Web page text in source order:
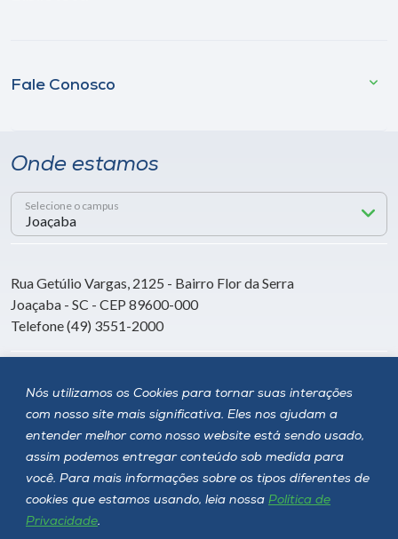
Nós utilizamos os Cookies para tornar suas interações
com nosso site mais significativa. Eles nos ajudam a
entender melhor como nosso website está sendo usado,
assim podemos entregar conteúdo sob medida para
você. Para mais informações sobre os tipos diferentes de
cookies que estamos usando, leia nossa Política de
Privacidade.
Fale Conosco
Onde estamos
Selecione o campus
Rua Getúlio Vargas, 2125 - Bairro Flor da Serra
Joaçaba - SC - CEP 89600-000
Telefone (49) 3551-2000
Siga a Unoesc